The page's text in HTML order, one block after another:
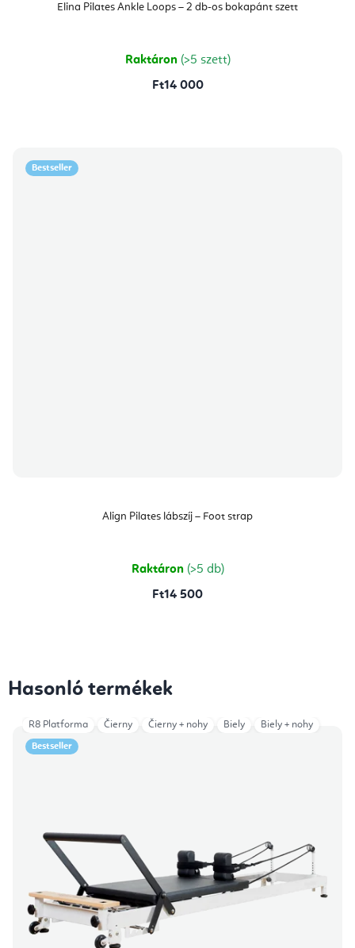
Elina Pilates Ankle Loops – 2 db-os bokapánt szett
Raktáron (>5 szett)
Ft14 000
Bestseller
Align Pilates lábszíj – Foot strap
Raktáron (>5 db)
Ft14 500
Hasonló termékek
Bestseller
R8 Platforma Čierny Čierny + nohy Biely Biely + nohy